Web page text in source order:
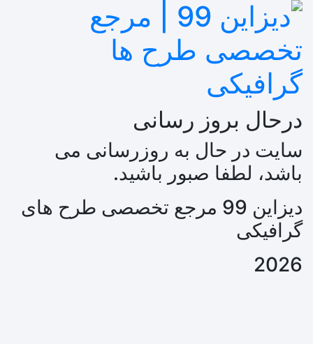
درحال بروز رسانی
سایت در حال به روزرسانی می
باشد، لطفا صبور باشید.
دیزاین 99 مرجع تخصصی طرح های
گرافیکی
2026